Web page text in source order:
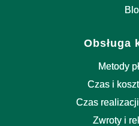
Obsługa
Metody
Czas i
Czas
Zwroty i